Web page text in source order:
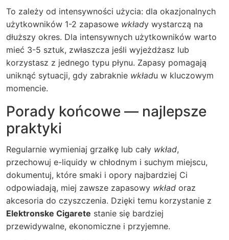
To zależy od intensywności użycia: dla okazjonalnych
użytkowników 1-2 zapasowe wkłady wystarczą na
dłuższy okres. Dla intensywnych użytkowników warto
mieć 3-5 sztuk, zwłaszcza jeśli wyjeżdżasz lub
korzystasz z jednego typu płynu. Zapasy pomagają
uniknąć sytuacji, gdy zabraknie wkładu w kluczowym
momencie.
Porady końcowe — najlepsze
praktyki
Regularnie wymieniaj grzałkę lub cały wkład,
przechowuj e-liquidy w chłodnym i suchym miejscu,
dokumentuj, które smaki i opory najbardziej Ci
odpowiadają, miej zawsze zapasowy wkład oraz
akcesoria do czyszczenia. Dzięki temu korzystanie z
Elektronske Cigarete stanie się bardziej
przewidywalne, ekonomiczne i przyjemne.